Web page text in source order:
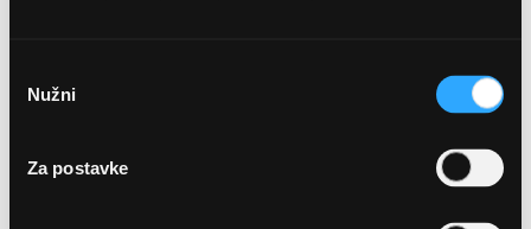
pristanka
Nužni
Za postavke